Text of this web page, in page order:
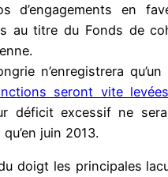
d’engagements en
au titre du Fonds de
n’enregistrera
seront vite levées
déficit excessif ne
qu’en juin 2013.
doigt les principales